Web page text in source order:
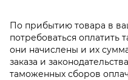
По прибытию товара в
потребоваться
они начислены и их
заказа и
таможенных сборов